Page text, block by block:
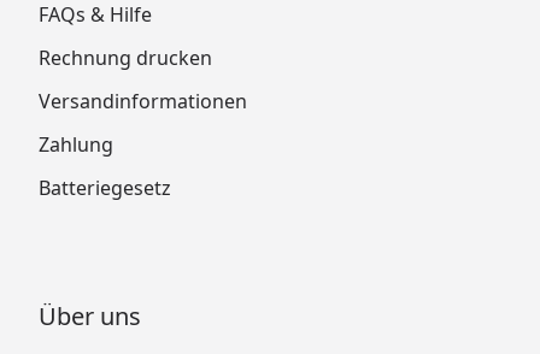
FAQs & Hilfe
Rechnung drucken
Versandinformationen
Zahlung
Batteriegesetz
Über uns